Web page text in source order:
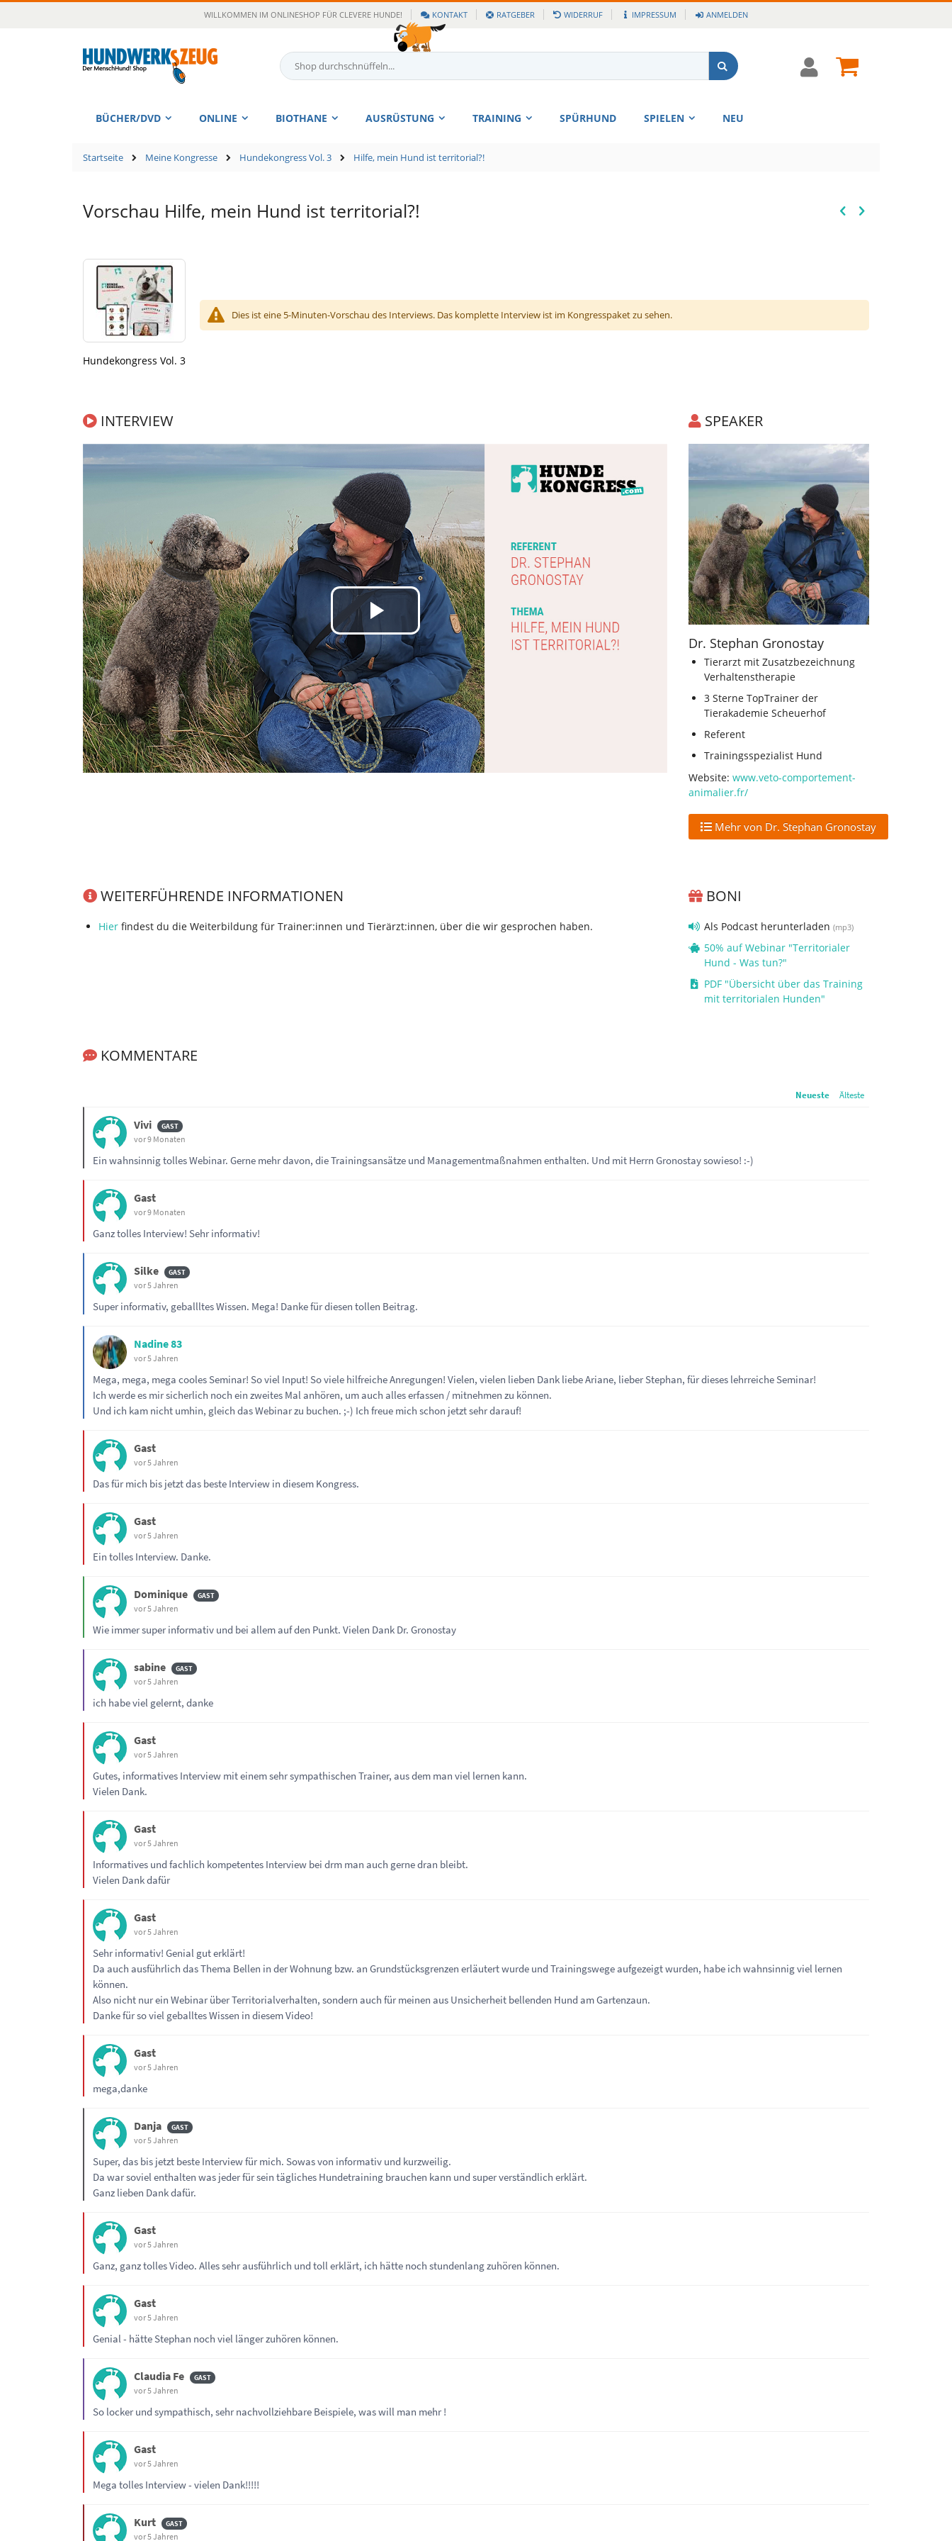
springen
WILLKOMMEN IM ONLINESHOP FÜR CLEVERE HUNDE! KONTAKT RATGEBER WIDERRUF IMPRESSUM ANMELDEN
Suche
Suche Cart
BÜCHER/DVD ONLINE BIOTHANE AUSRÜSTUNG TRAINING SPÜRHUND SPIELEN NEU
Startseite Meine Kongresse Hundekongress Vol. 3 Hilfe, mein Hund ist territorial?!
Vorschau Hilfe, mein Hund ist territorial?!
Hundekongress Vol. 3
Dies ist eine 5-Minuten-Vorschau des Interviews. Das komplette Interview ist im Kongresspaket zu sehen.
INTERVIEW
Video
abspielen
SPEAKER
Dr. Stephan Gronostay
Tierarzt mit Zusatzbezeichnung
Verhaltenstherapie
3 Sterne TopTrainer der
Tierakademie Scheuerhof
Referent
Trainingsspezialist Hund
Website: www.veto-comportement-
animalier.fr/
Mehr von Dr. Stephan Gronostay
WEITERFÜHRENDE INFORMATIONEN
Hier findest du die Weiterbildung für Trainer:innen und Tierärzt:innen, über die wir gesprochen haben.
BONI
Als Podcast herunterladen(mp3)
50% auf Webinar "Territorialer
Hund - Was tun?"
PDF "Übersicht über das Training
mit territorialen Hunden"
KOMMENTARE
Neueste Älteste
Vivi
vor 9 Monaten
Ein wahnsinnig tolles Webinar. Gerne mehr davon, die Trainingsansätze und Managementmaßnahmen enthalten. Und mit Herrn Gronostay sowieso! :-)
Gast
vor 9 Monaten
Ganz tolles Interview! Sehr informativ!
Silke
vor 5 Jahren
Super informativ, geballltes Wissen. Mega! Danke für diesen tollen Beitrag.
Nadine 83
vor 5 Jahren
Mega, mega, mega cooles Seminar! So viel Input! So viele hilfreiche Anregungen! Vielen, vielen lieben Dank liebe Ariane, lieber Stephan, für dieses lehrreiche Seminar!
Ich werde es mir sicherlich noch ein zweites Mal anhören, um auch alles erfassen / mitnehmen zu können.
Und ich kam nicht umhin, gleich das Webinar zu buchen. ;-) Ich freue mich schon jetzt sehr darauf!
Gast
vor 5 Jahren
Das für mich bis jetzt das beste Interview in diesem Kongress.
Gast
vor 5 Jahren
Ein tolles Interview. Danke.
Dominique
vor 5 Jahren
Wie immer super informativ und bei allem auf den Punkt. Vielen Dank Dr. Gronostay
sabine
vor 5 Jahren
ich habe viel gelernt, danke
Gast
vor 5 Jahren
Gutes, informatives Interview mit einem sehr sympathischen Trainer, aus dem man viel lernen kann.
Vielen Dank.
Gast
vor 5 Jahren
Informatives und fachlich kompetentes Interview bei drm man auch gerne dran bleibt.
Vielen Dank dafür
Gast
vor 5 Jahren
Sehr informativ! Genial gut erklärt!
Da auch ausführlich das Thema Bellen in der Wohnung bzw. an Grundstücksgrenzen erläutert wurde und Trainingswege aufgezeigt wurden, habe ich wahnsinnig viel lernen
können.
Also nicht nur ein Webinar über Territorialverhalten, sondern auch für meinen aus Unsicherheit bellenden Hund am Gartenzaun.
Danke für so viel geballtes Wissen in diesem Video!
Gast
vor 5 Jahren
mega,danke
Danja
vor 5 Jahren
Super, das bis jetzt beste Interview für mich. Sowas von informativ und kurzweilig.
Da war soviel enthalten was jeder für sein tägliches Hundetraining brauchen kann und super verständlich erklärt.
Ganz lieben Dank dafür.
Gast
vor 5 Jahren
Ganz, ganz tolles Video. Alles sehr ausführlich und toll erklärt, ich hätte noch stundenlang zuhören können.
Gast
vor 5 Jahren
Genial - hätte Stephan noch viel länger zuhören können.
Claudia Fe
vor 5 Jahren
So locker und sympathisch, sehr nachvollziehbare Beispiele, was will man mehr !
Gast
vor 5 Jahren
Mega tolles Interview - vielen Dank!!!!!
Kurt
vor 5 Jahren